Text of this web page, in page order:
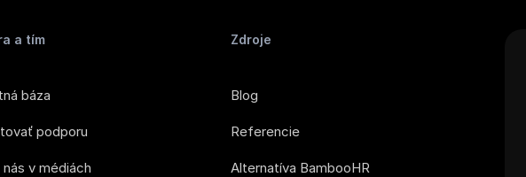
a tím
báza
podporu
nás v médiách
Zdroje
Blog
Referencie
Alternatíva BambooHR